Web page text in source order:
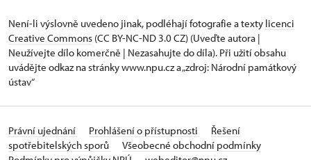
Není-li výslovně uvedeno jinak, podléhají fotografie a texty licenci
Creative Commons (CC BY-NC-ND 3.0 CZ) (Uveďte autora |
Neužívejte dílo komerčně | Nezasahujte do díla). Při užití obsahu
uvádějte odkaz na stránky www.npu.cz a „zdroj: Národní památkový
ústav“
Právní ujednání Prohlášení o přístupnosti
Řešení
spotřebitelských sporů
Všeobecné obchodní podmínky